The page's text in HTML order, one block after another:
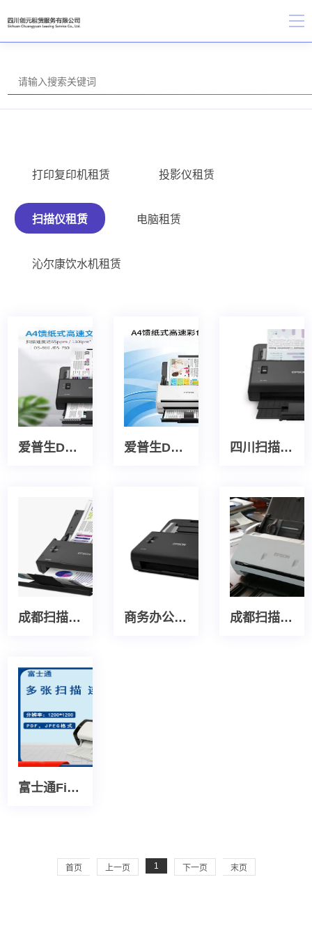
打印复印机租赁 投影仪租赁
扫描仪租赁 电脑租赁
沁尔康饮水机租赁
爱普生DS-760/DS-860高速扫描仪 爱普生DS-530高速彩色扫描仪 四川扫描仪租赁
成都扫描仪租赁公司 商务办公扫描仪租赁 成都扫描仪租赁
富士通Fi6130扫描仪
首页 上一页 1 下一页 末页